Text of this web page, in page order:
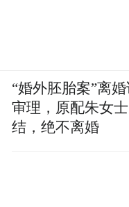
“婚外胚胎案”离
审理，原配朱女
结，绝不离婚